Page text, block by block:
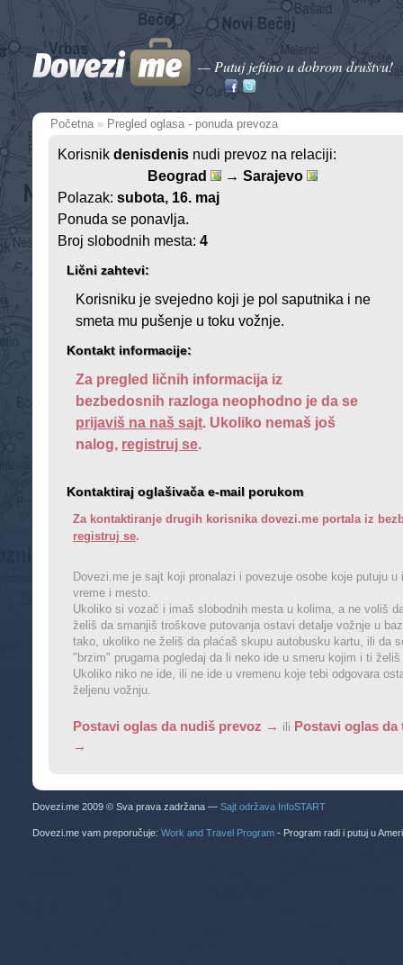
— Putuj jeftino u dobrom društvu!
Početna » Pregled oglasa - ponuda prevoza
Korisnik denisdenis nudi prevoz na relaciji:
Beograd
→ Sarajevo
Polazak: subota, 16. maj
Ponuda se ponavlja.
Broj slobodnih mesta: 4
Lični zahtevi:
Korisniku je svejedno koji je pol saputnika i ne
smeta mu pušenje u toku vožnje.
Kontakt informacije:
Za pregled ličnih informacija iz
bezbedosnih razloga neophodno je da se
prijaviš na naš sajt. Ukoliko nemaš još
nalog, registruj se.
Kontaktiraj oglašivača e-mail porukom
Za kontaktiranje drugih korisnika dovezi.me portala iz
registruj se.
Dovezi.me je sajt koji pronalazi i povezuje osobe koje putuju u
vreme i mesto.
Ukoliko si vozač i imaš slobodnih mesta u kolima, a ne voliš
želiš da smanjiš troškove putovanja ostavi detalje vožnje u
tako, ukoliko ne želiš da plaćaš skupu autobusku kartu, ili da
"brzim" prugama pogledaj da li neko ide u smeru kojim i ti
Ukoliko niko ne ide, ili ne ide u vremenu koje tebi odgovara
željenu vožnju.
Postavi oglas da nudiš prevoz → ili Postavi oglas
→
Dovezi.me 2009 © Sva prava zadržana — Sajt održava InfoSTART
Dovezi.me vam preporučuje: Work and Travel Program - Program radi i putuj u